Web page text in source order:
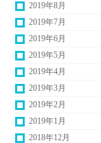
2019年8月
2019年7月
2019年6月
2019年5月
2019年4月
2019年3月
2019年2月
2019年1月
2018年12月